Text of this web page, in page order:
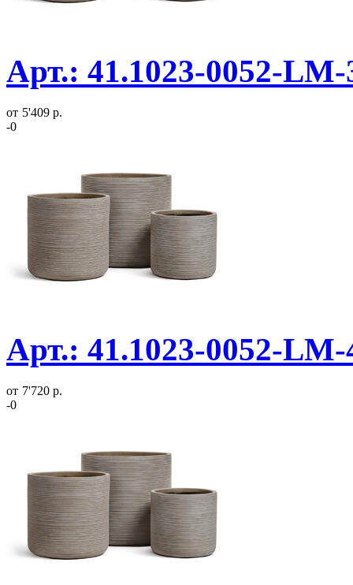
Арт.: 41.1023-0052-
от 5'409 р.
-0
Арт.: 41.1023-0052-
от 7'720 р.
-0